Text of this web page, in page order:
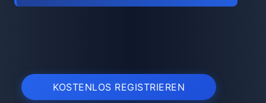
KOSTENLOS REGISTRIEREN